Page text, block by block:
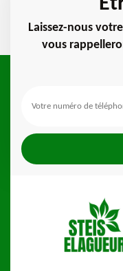
Laissez-nous
vous